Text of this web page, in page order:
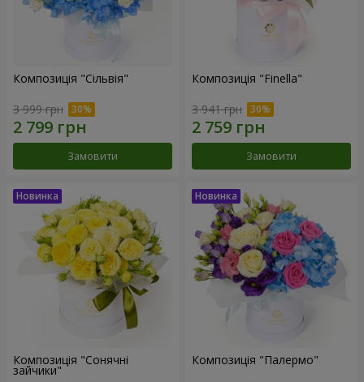
Композиція "Сільвія"
3 999 грн
Замовити
Композиція "Finella"
3 941 грн
Замовити
Композиція "Сонячні
зайчики"
Композиція "Палермо"